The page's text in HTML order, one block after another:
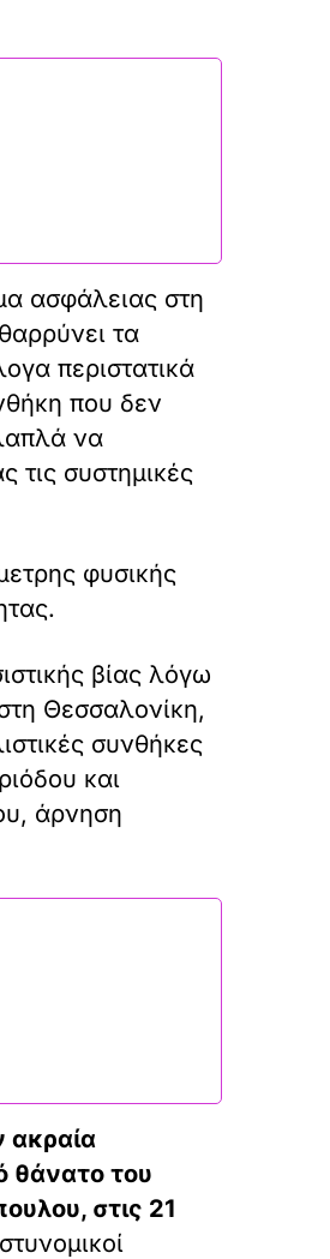
ασφάλειας στη
τα
περιστατικά
που δεν
να
τις συστημικές
φυσικής
βίας λόγω
Θεσσαλονίκη,
συνθήκες
και
άρνηση
ακραία
θάνατο του
στις 21